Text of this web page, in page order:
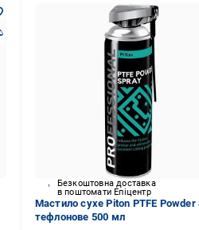
Безкоштовна доставка
в поштомати Епіцентр
Мастило сухе Piton PTFE Powder
тефлонове 500 мл